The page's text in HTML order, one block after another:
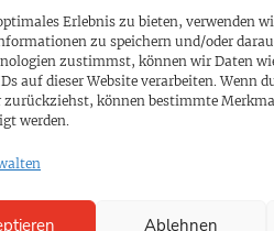
Erlebnis zu bieten, verwenden
zu speichern und/oder
zustimmst, können wir Daten
auf dieser Website verarbeiten. Wenn
zurückziehst, können bestimmte
werden.
Ablehnen